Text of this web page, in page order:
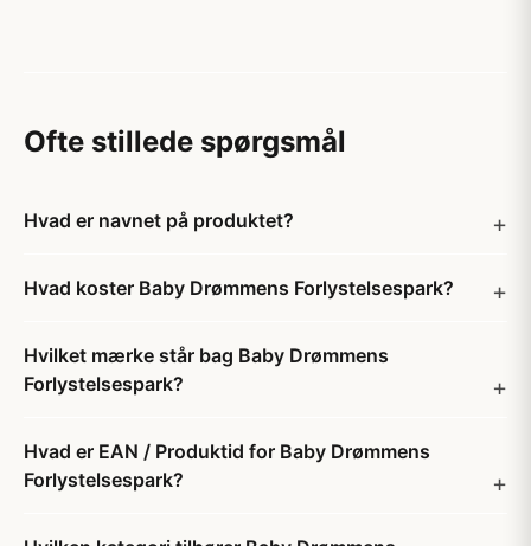
Ofte stillede spørgsmål
Hvad er navnet på produktet?
Hvad koster Baby Drømmens Forlystelsespark?
Hvilket mærke står bag Baby Drømmens
Forlystelsespark?
Hvad er EAN / Produktid for Baby Drømmens
Forlystelsespark?